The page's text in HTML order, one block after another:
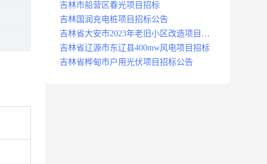
吉林市船营区春光项目招标
吉林国润充电桩项目招标公告
吉林省大安市2023年老旧小区改造项目招
标公告
吉林省辽源市东辽县400mw风电项目招标
吉林省桦甸市户用光伏项目招标公告